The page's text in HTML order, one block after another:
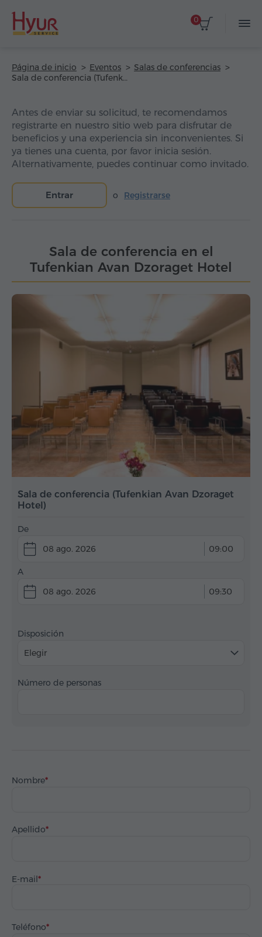
0
Página de inicio Eventos
Salas de conferencias
Sala de conferencia (Tufenkian Avan Dzoraget Hotel)
Antes de enviar su solicitud, te recomendamos
registrarte en nuestro sitio web para disfrutar de
beneficios y una experiencia sin inconvenientes. Si
ya tienes una cuenta, por favor inicia sesión.
Alternativamente, puedes continuar como invitado.
Entrar o Registrarse
Sala de conferencia en el
Tufenkian Avan Dzoraget Hotel
Sala de conferencia (Tufenkian Avan Dzoraget
Hotel)
De
08 ago. 2026
09:00
A
08 ago. 2026
09:30
Disposición
Elegir
Número de personas
Nombre
Apellido
E-mail
Teléfono